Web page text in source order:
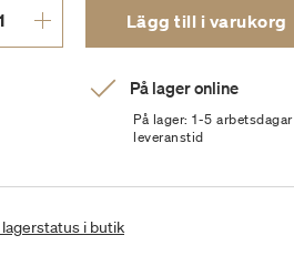
Lägg till i varukorg
På lager online
På lager: 1-5 arbetsdagar
leveranstid
lagerstatus i butik